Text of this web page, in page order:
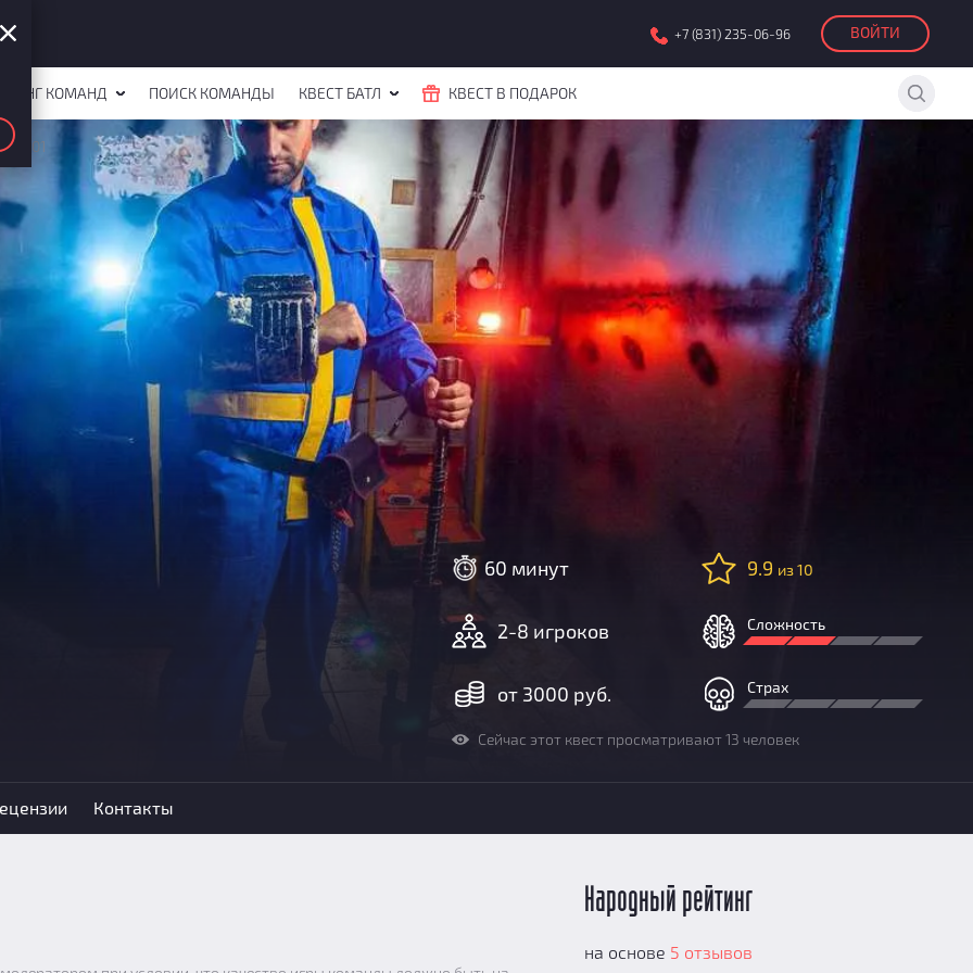
+7 (831) 235-06-96 ВОЙТИ
КОМАНД ПОИСК КОМАНДЫ КВЕСТ БАТЛ КВЕСТ В ПОДАРОК
101
60 минут
2-8 игроков
от 3000 руб.
9.9 из 10
Сложность
Страх
Сейчас этот квест просматривают 13 человек
Контакты
Народный рейтинг
на основе 5 отзывов